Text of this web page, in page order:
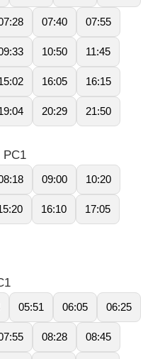
07:40 07:55
10:50 11:45
16:05 16:15
20:29 21:50
PC1
09:00 10:20
16:10 17:05
05:51 06:05 06:25
08:28 08:45